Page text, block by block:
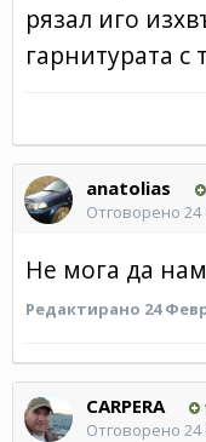
рязал иго
гарнитурата с
anatolias
Отговорено
Не мога да
Редактирано 24
CARPERA
Отговорено